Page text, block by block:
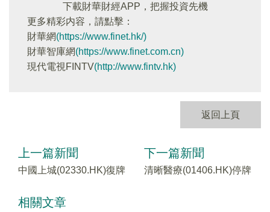
下載財華財經APP，把握投資先機
更多精彩内容，請點擊：
財華網(https://www.finet.hk/)
財華智庫網(https://www.finet.com.cn)
現代電視FINTV(http://www.fintv.hk)
返回上頁
上一篇新聞
中國上城(02330.HK)復牌
下一篇新聞
清晰醫療(01406.HK)停牌
相關文章